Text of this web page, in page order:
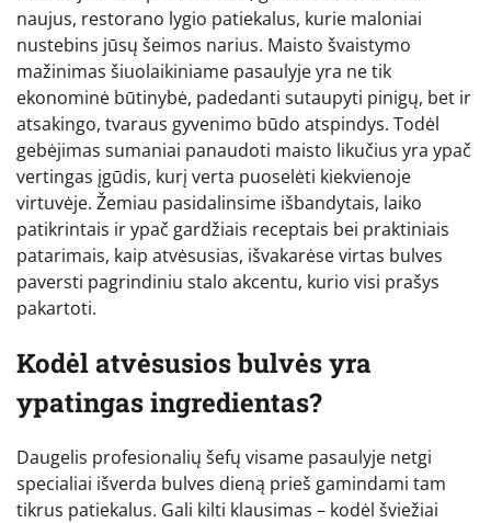
naujus, restorano lygio patiekalus, kurie maloniai
nustebins jūsų šeimos narius. Maisto švaistymo
mažinimas šiuolaikiniame pasaulyje yra ne tik
ekonominė būtinybė, padedanti sutaupyti pinigų, bet ir
atsakingo, tvaraus gyvenimo būdo atspindys. Todėl
gebėjimas sumaniai panaudoti maisto likučius yra ypač
vertingas įgūdis, kurį verta puoselėti kiekvienoje
virtuvėje. Žemiau pasidalinsime išbandytais, laiko
patikrintais ir ypač gardžiais receptais bei praktiniais
patarimais, kaip atvėsusias, išvakarėse virtas bulves
paversti pagrindiniu stalo akcentu, kurio visi prašys
pakartoti.
Kodėl atvėsusios bulvės yra
ypatingas ingredientas?
Daugelis profesionalių šefų visame pasaulyje netgi
specialiai išverda bulves dieną prieš gamindami tam
tikrus patiekalus. Gali kilti klausimas – kodėl šviežiai